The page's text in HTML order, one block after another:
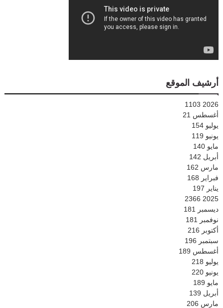
أرشيف الموقع
2026
1103
أغسطس 21
يوليو 154
يونيو 119
مايو 140
أبريل 142
مارس 162
فبراير 168
يناير 197
2025
2366
ديسمبر
181
نوفمبر
181
أكتوبر 216
سبتمبر 196
أغسطس 189
يوليو 218
يونيو 220
مايو 189
أبريل 139
مارس 206